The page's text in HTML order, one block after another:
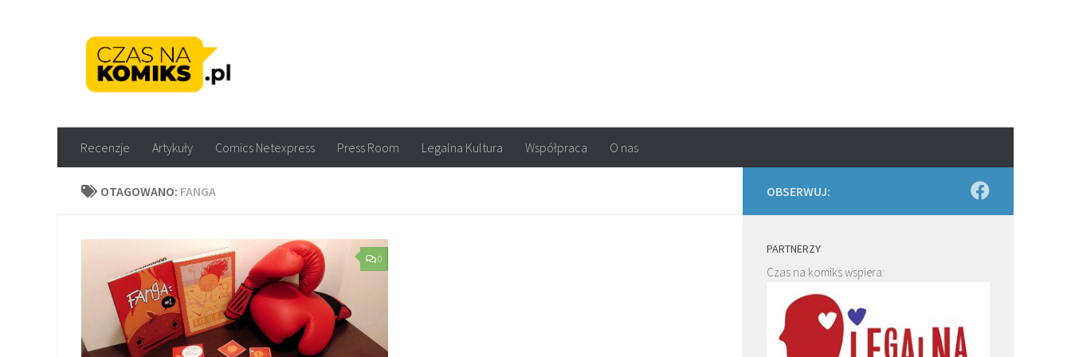
Recenzje Artykuły Comics Netexpress Press Room Legalna Kultura Współpraca O nas
OTAGOWANO: FANGA
0
OBSERWUJ:
PARTNERZY
Czas na komiks wspiera: